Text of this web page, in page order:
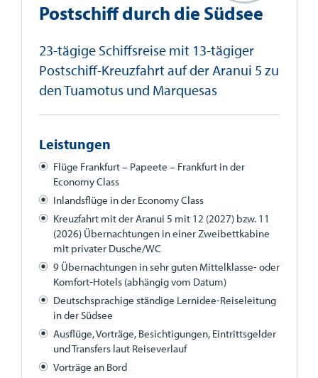
Postschiff durch die Südsee
23-tägige Schiffsreise mit 13-tägiger
Postschiff-Kreuzfahrt auf der Aranui 5 zu
den Tuamotus und Marquesas
Leistungen
Flüge Frankfurt – Papeete – Frankfurt in der
Economy Class
Inlandsflüge in der Economy Class
Kreuzfahrt mit der Aranui 5 mit 12 (2027) bzw. 11
(2026) Übernachtungen in einer Zweibettkabine
mit privater Dusche/WC
9 Übernachtungen in sehr guten Mittelklasse- oder
Komfort-Hotels (abhängig vom Datum)
Deutschsprachige ständige Lernidee-Reiseleitung
in der Südsee
Ausflüge, Vorträge, Besichtigungen, Eintrittsgelder
und Transfers laut Reiseverlauf
Vorträge an Bord